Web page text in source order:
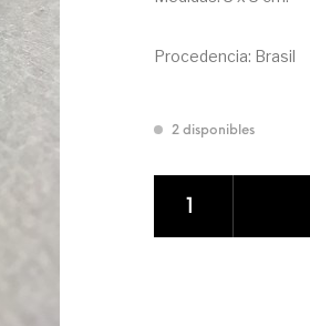
Procedencia: Brasil
2 disponibles